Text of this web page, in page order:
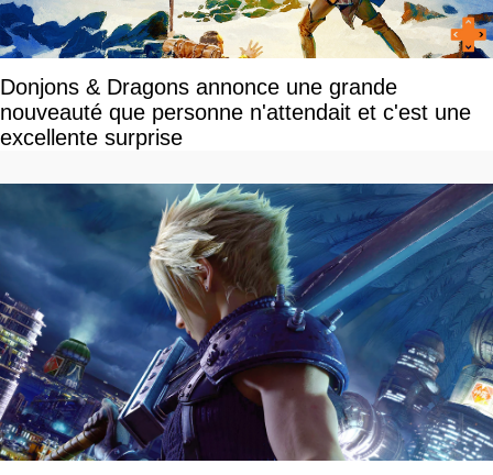
Donjons & Dragons annonce une grande
nouveauté que personne n'attendait et c'est une
excellente surprise